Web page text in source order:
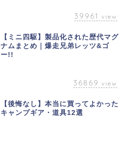
39961 view
【ミニ四駆】製品化された歴代マグ
ナムまとめ｜爆走兄弟レッツ&ゴ
ー!!
36869 view
【後悔なし】本当に買ってよかった
キャンプギア・道具12選